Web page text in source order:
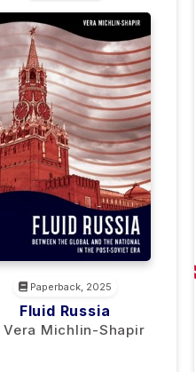
Paperback, 2025
Fluid Russia
Vera Michlin-Shapir